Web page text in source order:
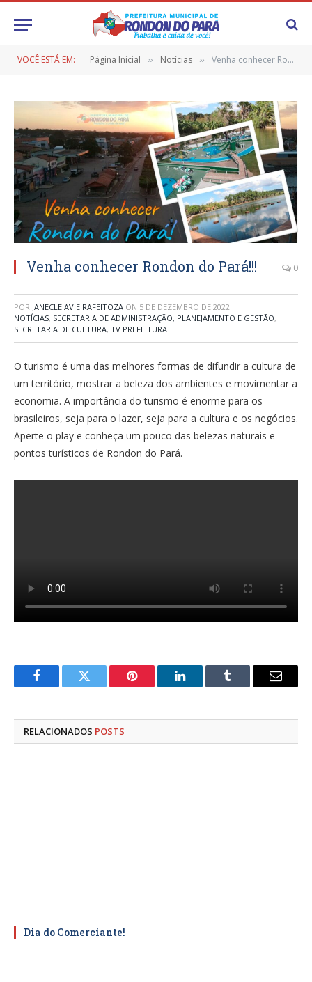
VOCÊ ESTÁ EM: Página Inicial » Notícias » Venha conhecer Rondon do Pará!!!
Venha conhecer Rondon do Pará!!! 0
POR JANECLEIAVIEIRAFEITOZA ON 5 DE DEZEMBRO DE 2022
NOTÍCIAS, SECRETARIA DE ADMINISTRAÇÃO, PLANEJAMENTO E GESTÃO,
SECRETARIA DE CULTURA, TV PREFEITURA
O turismo é uma das melhores formas de difundir a cultura de
um território, mostrar a beleza dos ambientes e movimentar a
economia. A importância do turismo é enorme para os
brasileiros, seja para o lazer, seja para a cultura e os negócios.
Aperte o play e conheça um pouco das belezas naturais e
pontos turísticos de Rondon do Pará.
FacebookTwitter Pinterest LinkedInTumblr
E-
RELACIONADOS POSTS
Dia do Comerciante!